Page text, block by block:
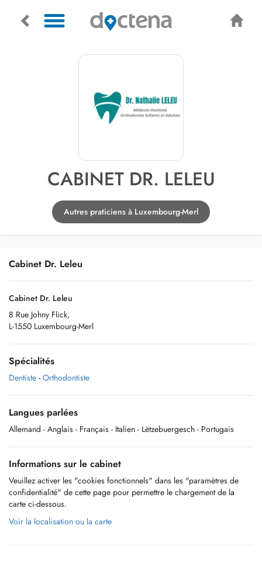
CABINET DR. LELEU
Autres praticiens à Luxembourg-Merl
Cabinet Dr. Leleu
Cabinet Dr. Leleu
8 Rue Johny Flick,
L-1550 Luxembourg-Merl
Spécialités
Dentiste - Orthodontiste
Langues parlées
Allemand - Anglais - Français - Italien - Lëtzebuergesch - Portugais
Informations sur le cabinet
Veuillez activer les "cookies fonctionnels" dans les "paramètres de
confidentialité" de cette page pour permettre le chargement de la
carte ci-dessous.
Voir la localisation ou la carte